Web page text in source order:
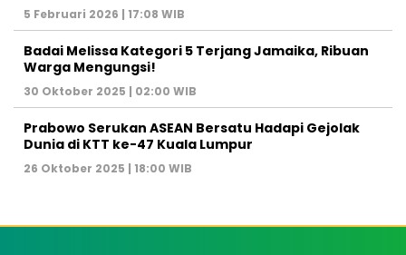
5 Februari 2026 | 17:08 WIB
Badai Melissa Kategori 5 Terjang Jamaika, Ribuan
Warga Mengungsi!
30 Oktober 2025 | 02:00 WIB
Prabowo Serukan ASEAN Bersatu Hadapi Gejolak
Dunia di KTT ke-47 Kuala Lumpur
26 Oktober 2025 | 18:00 WIB